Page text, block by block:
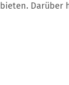
Kontakt
Darüber